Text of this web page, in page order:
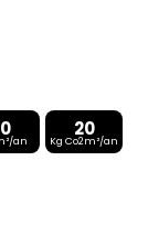
an
20
Kg Co2m²/an